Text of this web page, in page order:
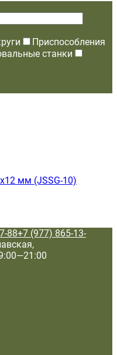
Приспособления
станки
мм (JSSG-10)
88+7 (977) 865-13-